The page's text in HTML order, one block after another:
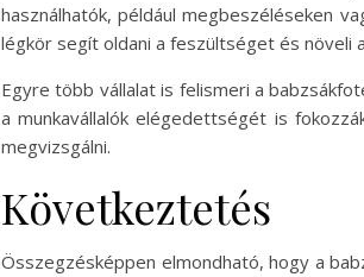
használhatók, például megbeszéléseken
légkör segít oldani a feszültséget és növeli
Egyre több vállalat is felismeri a
a munkavállalók elégedettségét is
megvizsgálni.
Következtetés
Összegzésképpen elmondható, hogy a